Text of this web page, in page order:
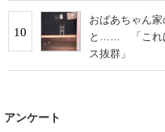
10
おばあちゃん
と…… 「これ
ス抜群」
アンケート